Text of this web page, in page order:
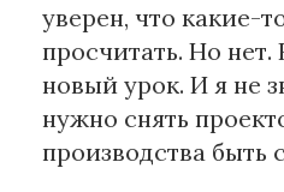
уверен, что какие-
просчитать. Но
новый урок. И я не
нужно снять
производства быть